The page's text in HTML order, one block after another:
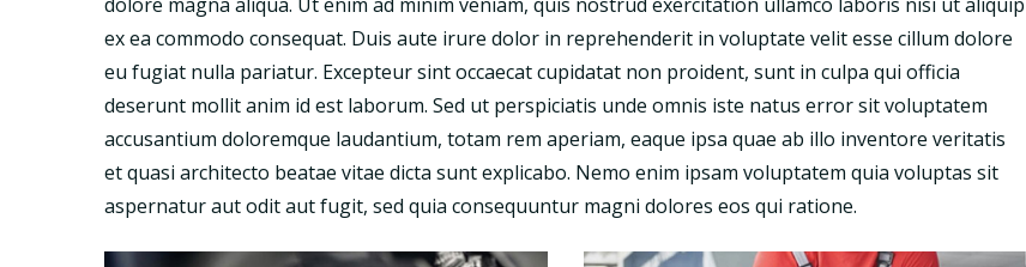
ex ea commodo consequat. Duis aute irure dolor in reprehenderit in voluptate velit esse cillum dolore
eu fugiat nulla pariatur. Excepteur sint occaecat cupidatat non proident, sunt in culpa qui officia
deserunt mollit anim id est laborum. Sed ut perspiciatis unde omnis iste natus error sit voluptatem
accusantium doloremque laudantium, totam rem aperiam, eaque ipsa quae ab illo inventore veritatis
et quasi architecto beatae vitae dicta sunt explicabo. Nemo enim ipsam voluptatem quia voluptas sit
aspernatur aut odit aut fugit, sed quia consequuntur magni dolores eos qui ratione.